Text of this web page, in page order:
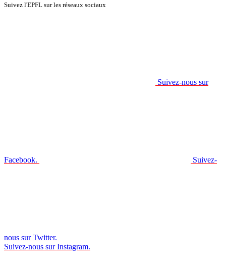
Suivez l'EPFL sur les réseaux sociaux
Suivez-nous sur
Facebook. Suivez-
nous sur Twitter.
Suivez-nous sur Instagram.